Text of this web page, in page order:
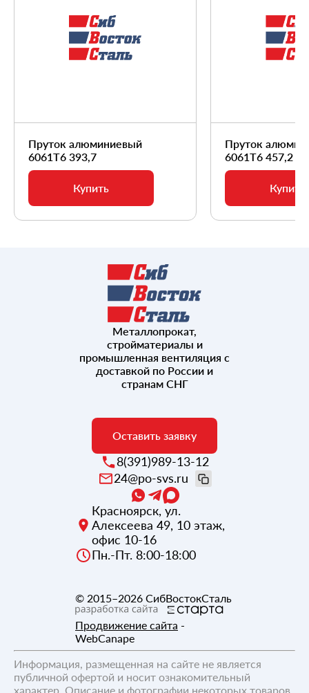
Пруток алюминиевый
6061Т6 393,7
Купить
Пруток
6061Т6 457,2
Купить
Металлопрокат,
стройматериалы и
промышленная вентиляция с
доставкой по России и
странам СНГ
Оставить заявку
8(391)989-13-12
24@po-svs.ru
Красноярск, ул.
Алексеева 49, 10 этаж,
офис 10-16
Пн.-Пт. 8:00-18:00
© 2015–2026 СибВостокСталь
Продвижение сайта -
WebCanape
Информация, размещенная на сайте не является
публичной офертой и носит ознакомительный
характер. Описание и фотографии некоторых товаров